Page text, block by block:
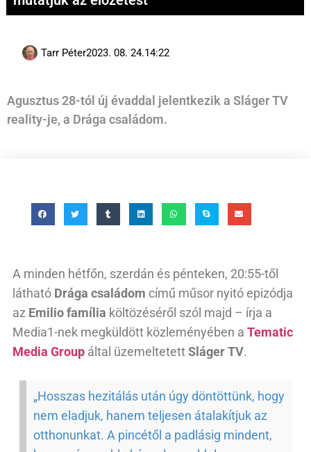
Tarr Péter2023. 08. 24.14:22
Agusztus 28-tól új évaddal jelentkezik a Sláger TV
reality-je, a Drága családom.
A minden hétfőn, szerdán és pénteken, 20:55-től
látható Drága családom című műsor nyitó epizódja
az Emilio família költözéséről szól majd – írja a
Media1-nek megküldött közleményében a Tematic
Media Group által üzemeltetettSláger TV.
„Hosszas hezitálás után úgy döntöttünk, hogy
nem eladjuk, hanem teljesen átalakítjuk az
otthonunkat. A pincétől a padlásig mindent,